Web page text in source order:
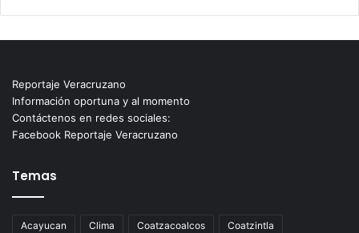
Reportaje Veracruzano
Información oportuna y al momento
Contáctenos en redes sociales:
Facebook Reportaje Veracruzano
Temas
Acayucan Clima Coatzacoalcos Coatzintla